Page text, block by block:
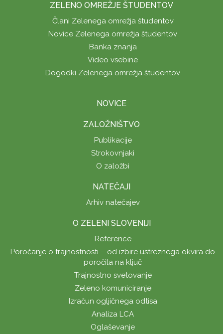
ZELENO OMREŽJE ŠTUDENTOV
Člani Zelenega omrežja študentov
Novice Zelenega omrežja študentov
Banka znanja
Video vsebine
Dogodki Zelenega omrežja študentov
NOVICE
ZALOŽNIŠTVO
Publikacije
Strokovnjaki
O založbi
NATEČAJI
Arhiv natečajev
O ZELENI SLOVENIJI
Reference
Poročanje o trajnostnosti – od izbire ustreznega okvira do
poročila na ključ
Trajnostno svetovanje
Zeleno komuniciranje
Izračun ogljičnega odtisa
Analiza LCA
Oglaševanje